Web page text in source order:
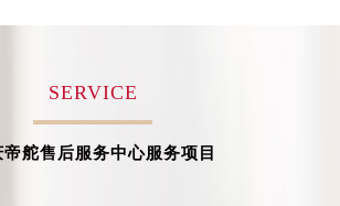
城市盐湖区河东街帝舵售后服务中心（需提前预约）
治市潞州区英雄中路帝舵售后服务中心（需提前预约）
SERVICE
帝舵售后服务中心服务项目